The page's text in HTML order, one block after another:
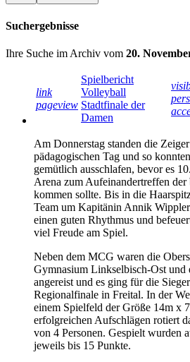
Suchergebnisse
Ihre Suche im Archiv vom 20.
link
pageview
Spielbericht
Volleyball
Stadtfinale der
Damen
Am Donnerstag standen die
pädagogischen Tag und so
gemütlich ausschlafen, bevor es
Arena zum Aufeinandertreffen der
kommen sollte. Bis in die
Team um Kapitänin Annik
einen guten Rhythmus und
viel Freude am Spiel.
Neben dem MCG waren die
Gymnasium Linkselbisch-Ost und
angereist und es ging für die
Regionalfinale in Freital. In der
einem Spielfeld der Größe 14m x
erfolgreichen Aufschlägen rotiert
von 4 Personen. Gespielt wurden
jeweils bis 15 Punkte.